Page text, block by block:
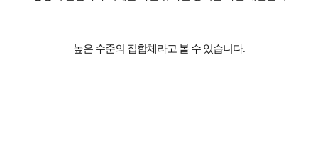
높은 수준의 집합체라고 볼 수 있습니다.